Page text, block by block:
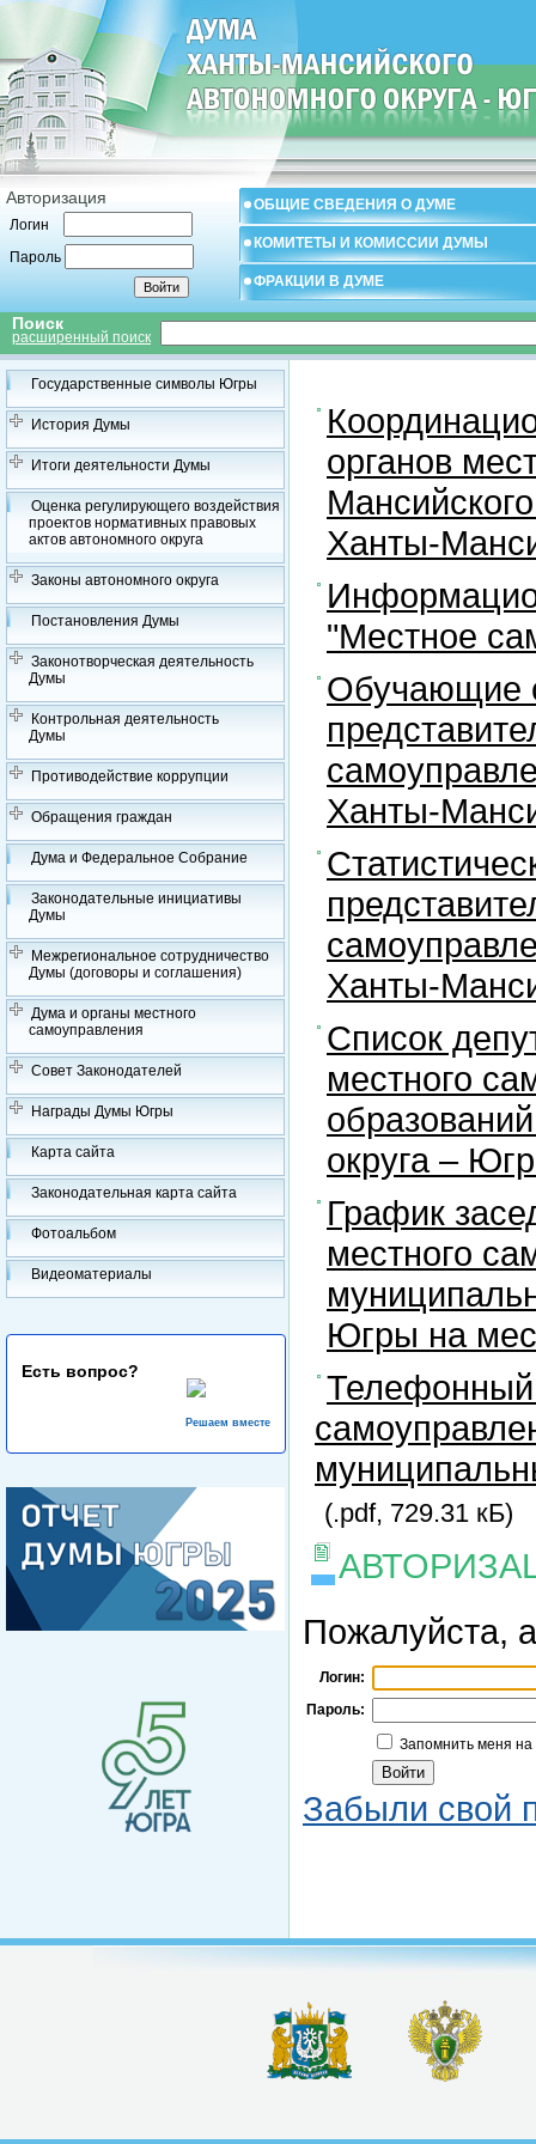
Авторизация
Логин
Пароль
ОБЩИЕ СВЕДЕНИЯ О ДУМЕ
КОМИТЕТЫ И КОМИССИИ ДУМЫ
ФРАКЦИИ В ДУМЕ
Поиск
расширенный поиск
Государственные символы Югры
История Думы
Итоги деятельности Думы
Оценка регулирующего воздействия
проектов нормативных правовых
актов автономного округа
Законы автономного округа
Постановления Думы
Законотворческая деятельность
Думы
Контрольная деятельность
Думы
Противодействие коррупции
Обращения граждан
Дума и Федеральное Собрание
Законодательные инициативы
Думы
Межрегиональное сотрудничество
Думы (договоры и соглашения)
Дума и органы местного
самоуправления
Совет Законодателей
Награды Думы Югры
Карта сайта
Законодательная карта сайта
Фотоальбом
Видеоматериалы
Есть вопрос?
Решаем вместе
органов
Ханты-
"Местное
Обучающие
Ханты-
Ханты-
Список
местного
округа –
График
местного
Югры на
Телефонный
(.pdf, 729.31 кБ)
Пожалуйста,
Логин:
Пароль:
Запомнить меня
Забыли свой